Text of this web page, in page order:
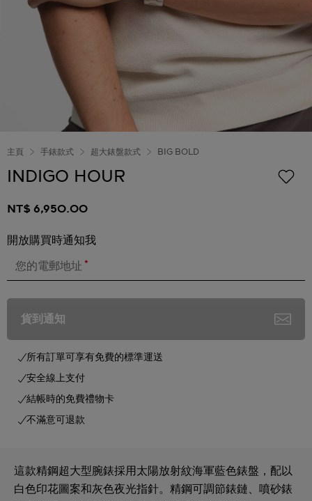
主頁 手錶款式 超大錶盤款式 BIG BOLD
INDIGO HOUR
NT$ 6,950.00
開放購買時通知我
您的電郵地址 *
貨到通知
所有訂單可享有免費的標準運送
安全線上支付
結帳時的免費禮物卡
不滿意可退款
這款精鋼超大型腕錶採用太陽放射紋海軍藍色錶盤，配以
白色印花圖案和灰色夜光指針。精鋼可調節錶鏈、噴砂錶